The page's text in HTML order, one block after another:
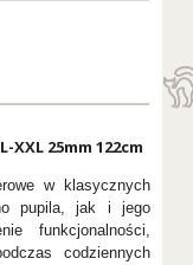
XXL 25mm 122cm
w klasycznych
pupila, jak i jego
funkcjonalności,
codziennych